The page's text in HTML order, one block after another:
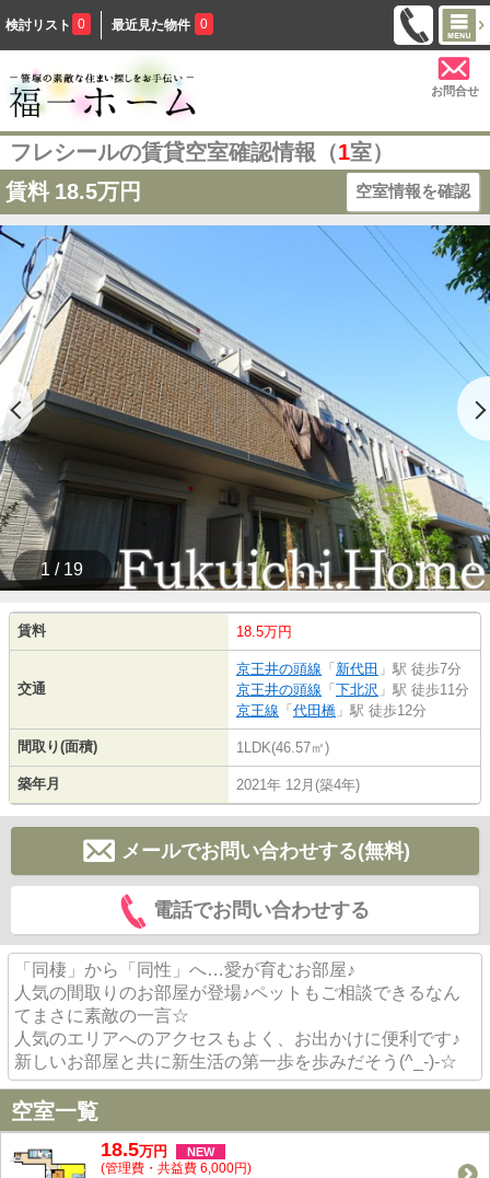
検討リスト 0 最近見た物件 0
お問合せ
フレシールの賃貸空室確認情報（1室）
賃料 18.5万円 空室情報を確認
1 / 19
賃料 18.5万円
交通
京王井の頭線 「 新代田 」駅 徒歩7分
京王井の頭線 「 下北沢 」駅 徒歩11分
京王線 「 代田橋 」駅 徒歩12分
間取り(面積) 1LDK(46.57㎡)
築年月 2021年 12月(築4年)
メールでお問い合わせする(無料)
電話でお問い合わせする
「同棲」から「同性」へ…愛が育むお部屋♪
人気の間取りのお部屋が登場♪ペットもご相談できるなん
てまさに素敵の一言☆
人気のエリアへのアクセスもよく、お出かけに便利です♪
新しいお部屋と共に新生活の第一歩を歩みだそう(^_-)-☆
空室一覧
18.5万円 NEW
(管理費・共益費 6,000円)